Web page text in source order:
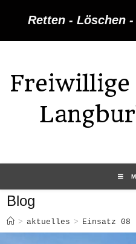
Retten - Löschen
Freiwillige
Blog
> aktuelles > Einsatz 08